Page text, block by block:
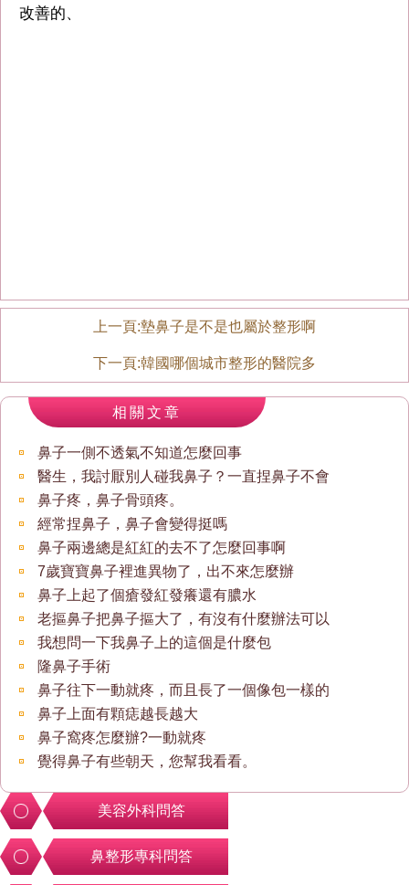
改善的、
上一頁:墊鼻子是不是也屬於整形啊
下一頁:韓國哪個城市整形的醫院多
相關文章
鼻子一側不透氣不知道怎麼回事
醫生，我討厭別人碰我鼻子？一直捏鼻子不會
鼻子疼，鼻子骨頭疼。
經常捏鼻子，鼻子會變得挺嗎
鼻子兩邊總是紅紅的去不了怎麼回事啊
7歲寶寶鼻子裡進異物了，出不來怎麼辦
鼻子上起了個瘡發紅發癢還有膿水
老摳鼻子把鼻子摳大了，有沒有什麼辦法可以
我想問一下我鼻子上的這個是什麼包
隆鼻子手術
鼻子往下一動就疼，而且長了一個像包一樣的
鼻子上面有顆痣越長越大
鼻子窩疼怎麼辦?一動就疼
覺得鼻子有些朝天，您幫我看看。
美容外科問答
鼻整形專科問答